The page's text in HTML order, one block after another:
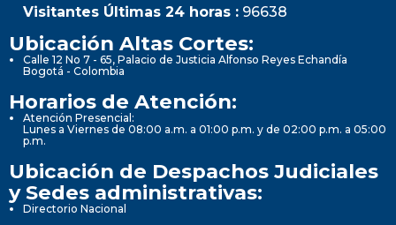
Visitantes Últimas 24 horas : 96638
Ubicación Altas Cortes:
Calle 12 No 7 - 65, Palacio de Justicia Alfonso Reyes Echandía
Bogotá - Colombia
Horarios de Atención:
Atención Presencial:
Lunes a Viernes de 08:00 a.m. a 01:00 p.m. y de 02:00 p.m. a 05:00
p.m.
Ubicación de Despachos Judiciales
y Sedes administrativas:
Directorio Nacional